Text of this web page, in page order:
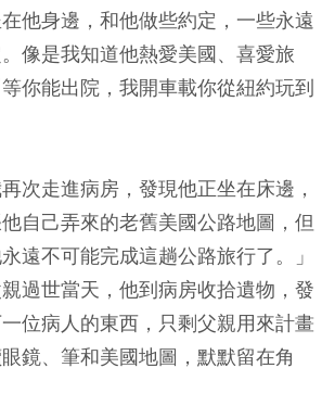
他身邊，和他做些約定，一些永遠
像是我知道他熱愛美國、喜愛旅
你能出院，我開車載你從紐約玩到
次走進病房，發現他正坐在床邊，
自己弄來的老舊美國公路地圖，但
遠不可能完成這趟公路旅行了。」
過世當天，他到病房收拾遺物，發
位病人的東西，只剩父親用來計畫
鏡、筆和美國地圖，默默留在角